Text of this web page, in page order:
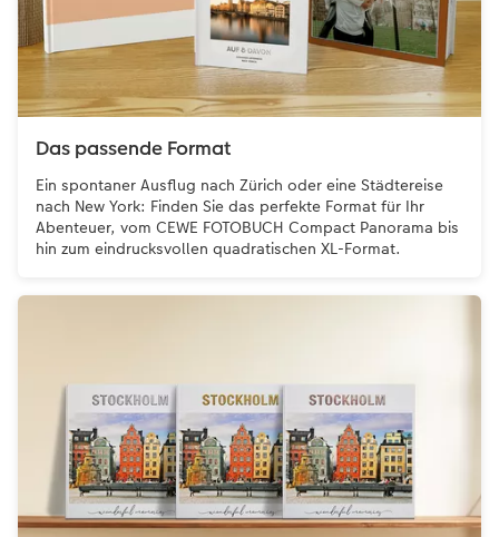
Das passende Format
Ein spontaner Ausflug nach Zürich oder eine Städtereise
nach New York: Finden Sie das perfekte Format für Ihr
Abenteuer, vom CEWE FOTOBUCH Compact Panorama bis
hin zum eindrucksvollen quadratischen XL-Format.